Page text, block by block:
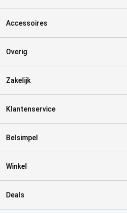
Accessoires
Overig
Zakelijk
Klantenservice
Belsimpel
Winkel
Deals